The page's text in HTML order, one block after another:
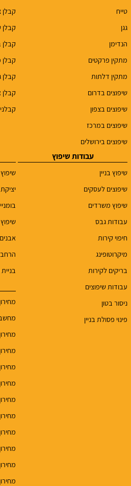
טייח
גגן
הנדימן
מתקין פרקטים
מתקין דלתות
שיפוצים בדרום
שיפוצים בצפון
שיפוצים במרכז
שיפוצים בירושלים
קבלן
קבלן
קבלן
עבודות שיפוץ
שיפוץ בניין
שיפוצים לעסקים
שיפוץ משרדים
עבודות גבס
חיפוי קירות
מיקרוטופינג
בריקים לקירות
עבודות שיפוצים
ניסור בטון
פינוי פסולת בניין